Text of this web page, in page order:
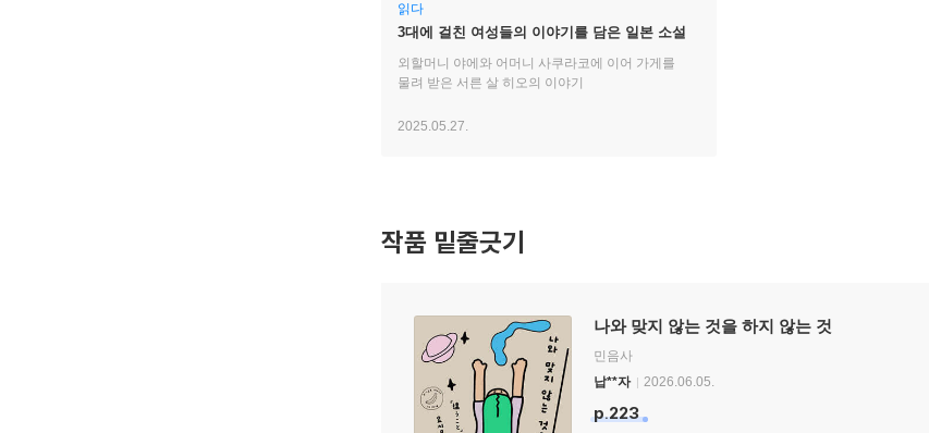
읽다
3대에 걸친 여성들의 이야기를 담은 일본 소설
외할머니 야에와 어머니 사쿠라코에 이어 가게를
물려 받은 서른 살 히오의 이야기
2025.05.27.
작품 밑줄긋기
나와 맞지 않는 것을 하지 않는 것
민음사
납**자
2026.06.05.
p.223